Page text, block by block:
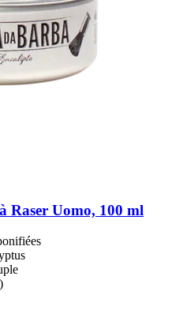
Raser Uomo, 100 ml